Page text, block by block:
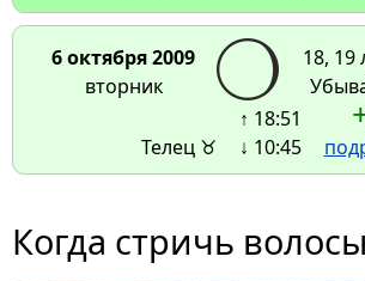
6 октября 2009
вторник
18, 19
Телец ♉
↑ 18:51
↓ 10:45
Когда стричь